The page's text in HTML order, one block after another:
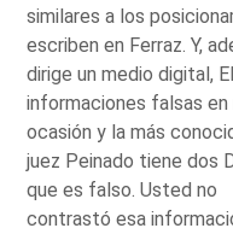
similares a los
escriben en Ferraz. Y,
dirige un medio digital,
informaciones falsas
ocasión y la más
juez Peinado tiene dos
que es falso. Usted no
contrastó esa